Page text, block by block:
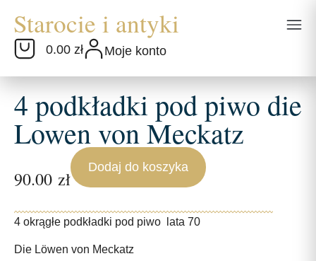
0.00 zł Moje konto
4 podkładki pod piwo die
Lowen von Meckatz
90.00 zł
Dodaj do koszyka
4 okrągłe podkładki pod piwo lata 70
Die Löwen von Meckatz